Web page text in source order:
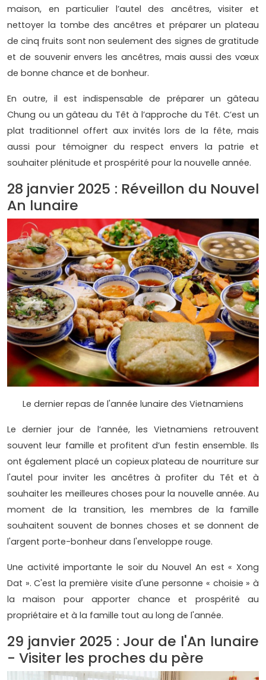
maison, en particulier l’autel des ancêtres, visiter et
nettoyer la tombe des ancêtres et préparer un plateau
de cinq fruits sont non seulement des signes de gratitude
et de souvenir envers les ancêtres, mais aussi des vœux
de bonne chance et de bonheur.
En outre, il est indispensable de préparer un gâteau
Chung ou un gâteau du Têt à l’approche du Têt. C’est un
plat traditionnel offert aux invités lors de la fête, mais
aussi pour témoigner du respect envers la patrie et
souhaiter plénitude et prospérité pour la nouvelle année.
28 janvier 2025 : Réveillon du Nouvel
An lunaire
Le dernier repas de l'année lunaire des Vietnamiens
Le dernier jour de l’année, les Vietnamiens retrouvent
souvent leur famille et profitent d’un festin ensemble. Ils
ont également placé un copieux plateau de nourriture sur
l'autel pour inviter les ancêtres à profiter du Têt et à
souhaiter les meilleures choses pour la nouvelle année. Au
moment de la transition, les membres de la famille
souhaitent souvent de bonnes choses et se donnent de
l'argent porte-bonheur dans l'enveloppe rouge.
Une activité importante le soir du Nouvel An est « Xong
Dat ». C'est la première visite d'une personne « choisie » à
la maison pour apporter chance et prospérité au
propriétaire et à la famille tout au long de l'année.
29 janvier 2025 : Jour de l'An lunaire
- Visiter les proches du père